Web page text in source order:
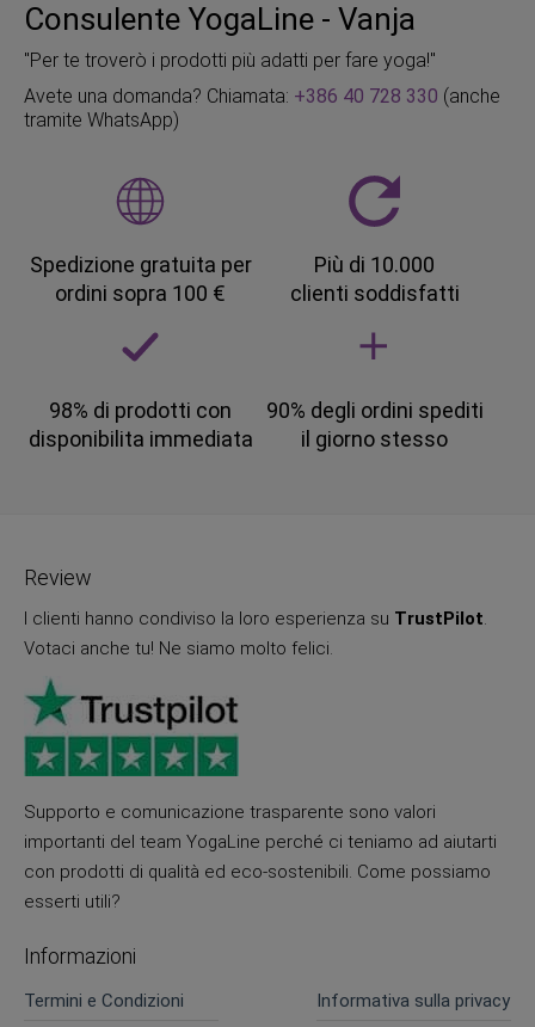
Consulente YogaLine - Vanja
"Per te troverò i prodotti più adatti per fare yoga!"
Avete una domanda? Chiamata: +386 40 728 330 (anche
tramite WhatsApp)
Spedizione gratuita per
ordini sopra 100 €
Più di 10.000
clienti soddisfatti
98% di prodotti con
disponibilita immediata
90% degli ordini spediti
il giorno stesso
Review
I clienti hanno condiviso la loro esperienza su TrustPilot.
Votaci anche tu! Ne siamo molto felici.
Supporto e comunicazione trasparente sono valori
importanti del team YogaLine perché ci teniamo ad aiutarti
con prodotti di qualità ed eco-sostenibili. Come possiamo
esserti utili?
Informazioni
Termini e Condizioni
Informativa sulla privacy